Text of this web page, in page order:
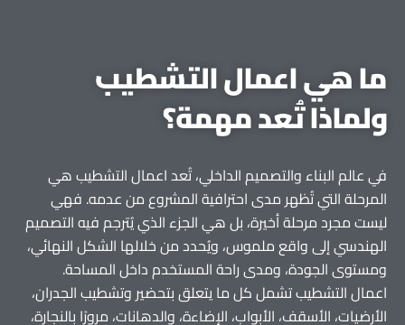
ما هي اعمال التشطيب
ولماذا تُعد مهمة؟
في عالم البناء والتصميم الداخلي، تُعد اعمال التشطيب هي
المرحلة التي تُظهر مدى احترافية المشروع من عدمه. فهي
ليست مجرد مرحلة أخيرة، بل هي الجزء الذي يُترجم فيه التصميم
الهندسي إلى واقع ملموس، ويُحدد من خلالها الشكل النهائي،
ومستوى الجودة، ومدى راحة المستخدم داخل المساحة.
اعمال التشطيب تشمل كل ما يتعلق بتحضير وتشطيب الجدران،
الأرضيات، الأسقف، الأبواب، الإضاءة، والدهانات، مرورًا بالنجارة،